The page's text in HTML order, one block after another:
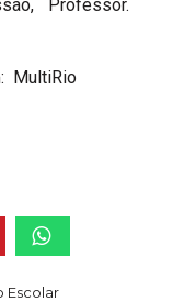
Professor.
MultiRio
Escolar